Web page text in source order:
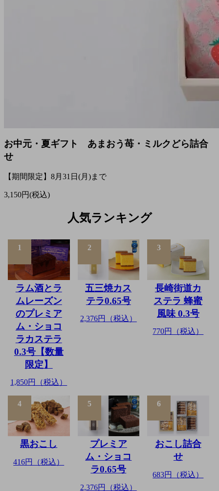
お中元・夏ギフト あまおう苺・ミルクどら詰合
せ
【期間限定】8月31日(月)まで
3,150円(税込)
人気ランキング
1
ラム酒とラ
ムレーズン
のプレミア
ム・ショコ
ラカステラ
0.3号【数量
限定】
1,850円（税込）
2
五三焼カス
テラ0.65号
2,376円（税込）
3
長崎街道カ
ステラ 蜂蜜
風味 0.3号
770円（税込）
4
黒おこし
416円（税込）
5
プレミア
ム・ショコ
ラ0.65号
2,376円（税込）
6
おこし詰合
せ
683円（税込）